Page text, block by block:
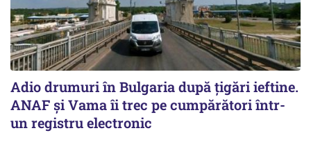
Adio drumuri în Bulgaria după țigări ieftine.
ANAF și Vama îi trec pe cumpărători într-
un registru electronic